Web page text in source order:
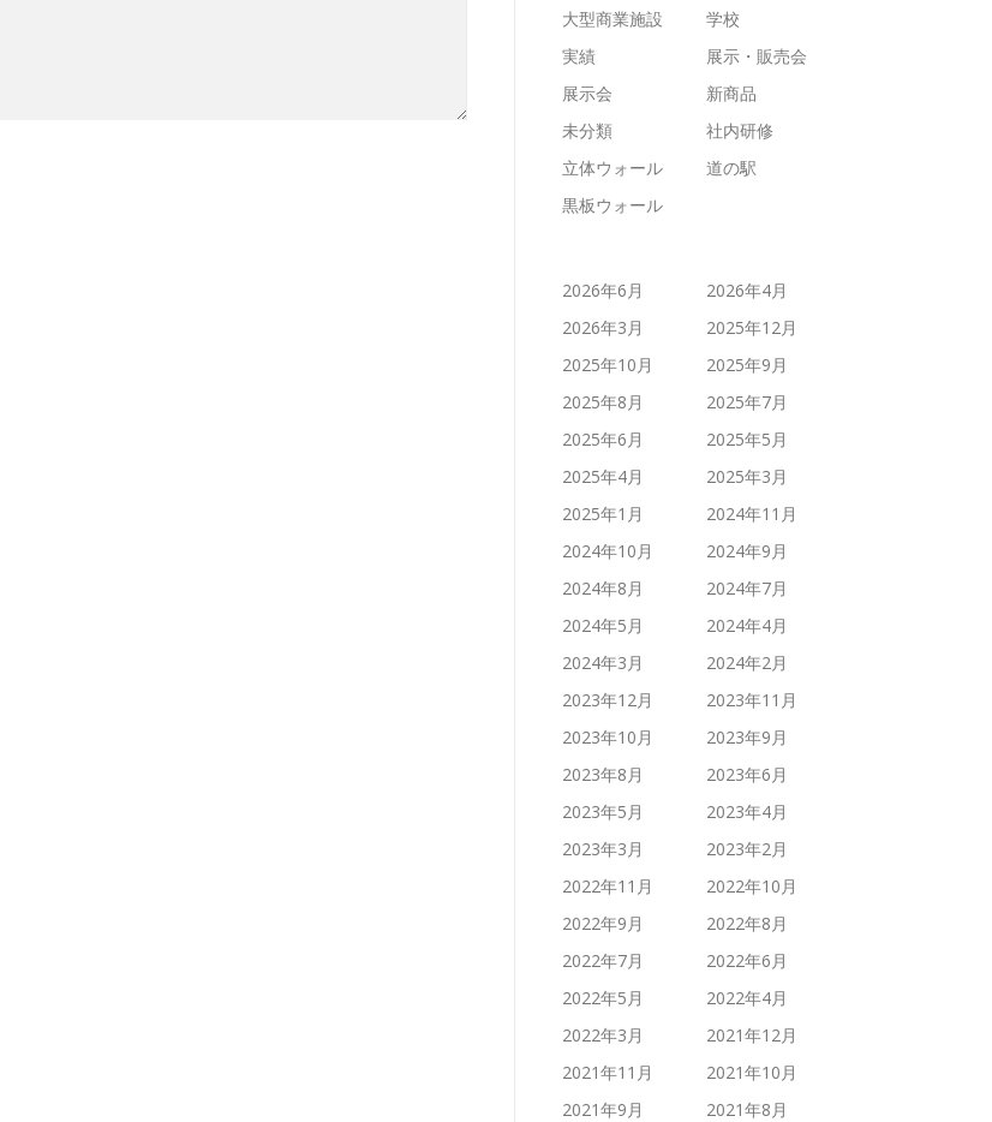
大型商業施設
学校
実績
展示・販売会
展示会
新商品
未分類
社内研修
立体ウォール
道の駅
黒板ウォール
2026年6月
2026年4月
2026年3月
2025年12月
2025年10月
2025年9月
2025年8月
2025年7月
2025年6月
2025年5月
2025年4月
2025年3月
2025年1月
2024年11月
2024年10月
2024年9月
2024年8月
2024年7月
2024年5月
2024年4月
2024年3月
2024年2月
2023年12月
2023年11月
2023年10月
2023年9月
2023年8月
2023年6月
2023年5月
2023年4月
2023年3月
2023年2月
2022年11月
2022年10月
2022年9月
2022年8月
2022年7月
2022年6月
2022年5月
2022年4月
2022年3月
2021年12月
2021年11月
2021年10月
2021年9月
2021年8月